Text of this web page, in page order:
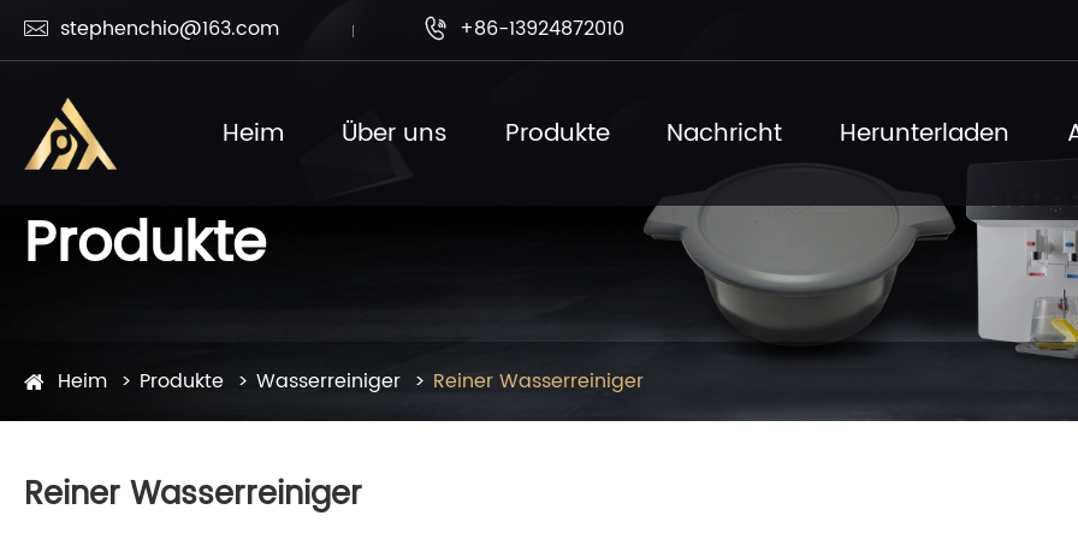
 stephenchio@163.com  +86-13924872010
Heim Über uns Produkte Nachricht Herunterladen
Produkte
Heim Produkte Wasserreiniger Reiner Wasserreiniger
Reiner Wasserreiniger